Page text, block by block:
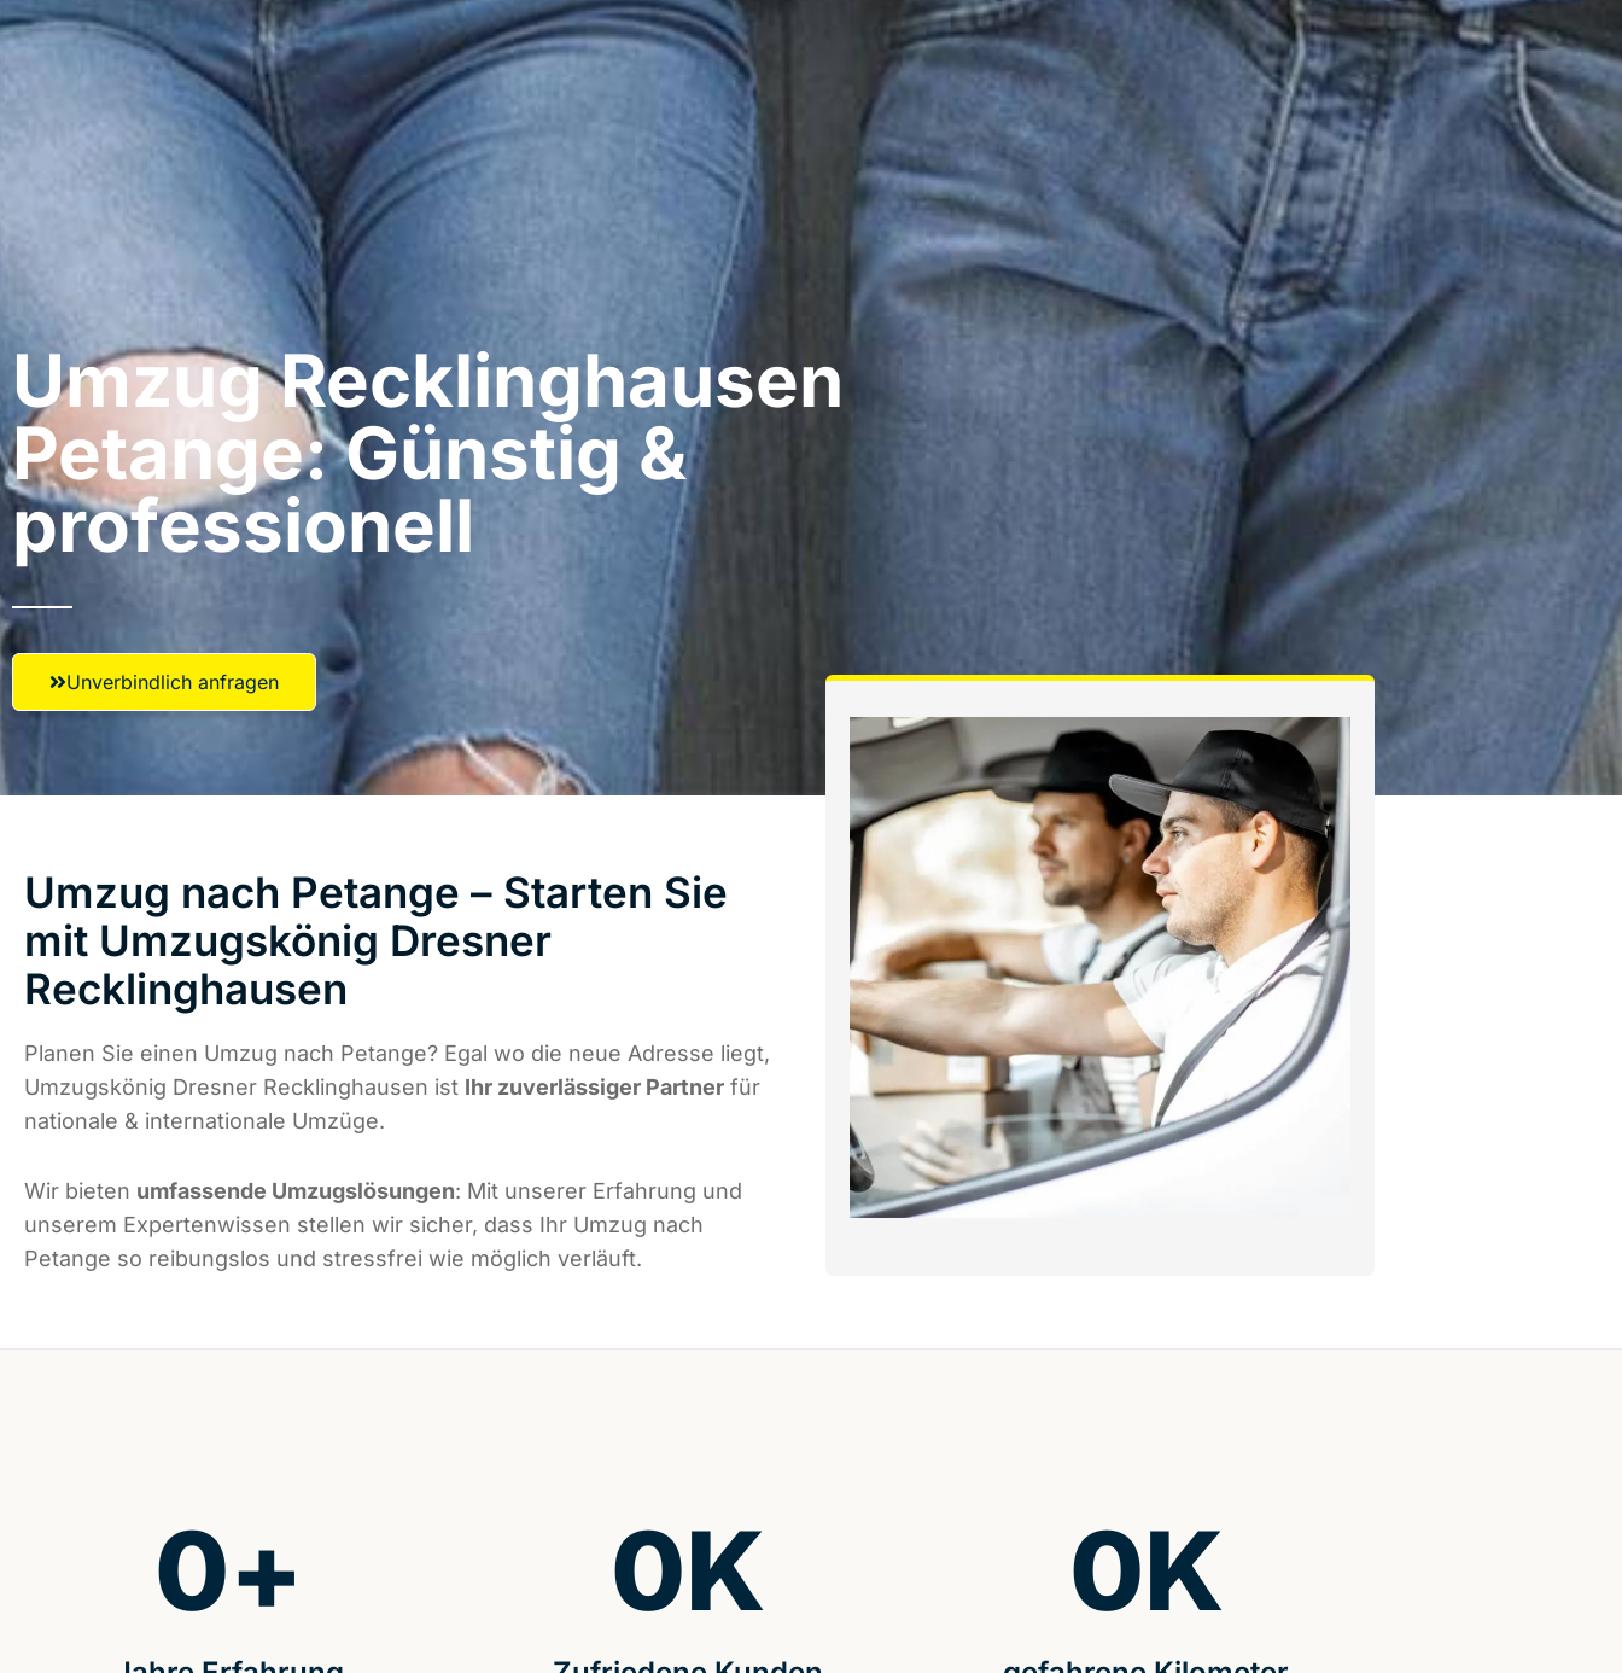
Umzug Recklinghausen​
Petange: Günstig &
professionell​
Unverbindlich anfragen
Umzug nach Petange – Starten Sie
mit Umzugskönig Dresner
Recklinghausen
Planen Sie einen Umzug nach Petange? Egal wo die neue Adresse liegt,
Umzugskönig Dresner Recklinghausen ist Ihr zuverlässiger Partner für
nationale & internationale Umzüge.
Wir bieten umfassende Umzugslösungen: Mit unserer Erfahrung und
unserem Expertenwissen stellen wir sicher, dass Ihr Umzug nach
Petange so reibungslos und stressfrei wie möglich verläuft.
0+ 0K 0K